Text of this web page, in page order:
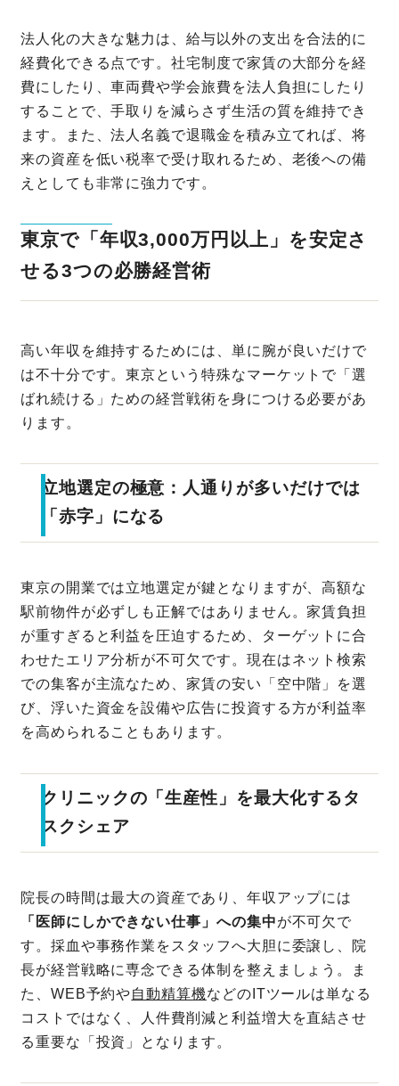
法人化の大きな魅力は、給与以外の支出を合法的に
経費化できる点です。社宅制度で家賃の大部分を経
費にしたり、車両費や学会旅費を法人負担にしたり
することで、手取りを減らさず生活の質を維持でき
ます。また、法人名義で退職金を積み立てれば、将
来の資産を低い税率で受け取れるため、老後への備
えとしても非常に強力です。
東京で「年収3,000万円以上」を安定さ
せる3つの必勝経営術
高い年収を維持するためには、単に腕が良いだけで
は不十分です。東京という特殊なマーケットで「選
ばれ続ける」ための経営戦術を身につける必要があ
ります。
立地選定の極意：人通りが多いだけでは
「赤字」になる
東京の開業では立地選定が鍵となりますが、高額な
駅前物件が必ずしも正解ではありません。家賃負担
が重すぎると利益を圧迫するため、ターゲットに合
わせたエリア分析が不可欠です。現在はネット検索
での集客が主流なため、家賃の安い「空中階」を選
び、浮いた資金を設備や広告に投資する方が利益率
を高められることもあります。
クリニックの「生産性」を最大化するタ
スクシェア
院長の時間は最大の資産であり、年収アップには
「医師にしかできない仕事」への集中が不可欠で
す。採血や事務作業をスタッフへ大胆に委譲し、院
長が経営戦略に専念できる体制を整えましょう。ま
た、WEB予約や自動精算機などのITツールは単なる
コストではなく、人件費削減と利益増大を直結させ
る重要な「投資」となります。